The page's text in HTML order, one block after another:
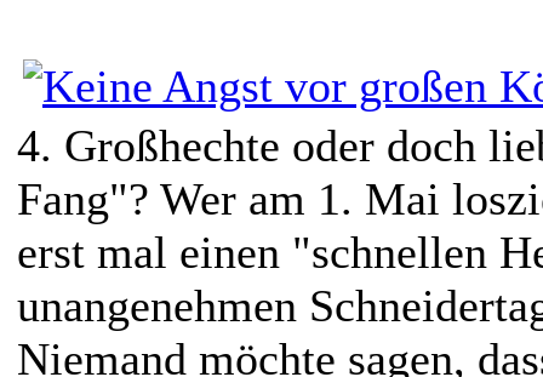
4. Großhechte oder doch
Fang"? Wer am 1. Mai
erst mal einen "schnellen
unangenehmen
Niemand möchte sagen,